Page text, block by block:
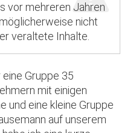
vor mehreren Jahren
nicht
veraltete Inhalte.
Gruppe 35
mit einigen
und eine kleine Gruppe
auf unserem